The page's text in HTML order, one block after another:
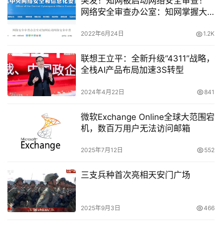
网络安全审查办公室：知网掌握大
2022年6月24日 1.2K
联想王立平：全新升级“4311”战略，
全栈AI产品布局加速3S转型
2024年4月22日 841
微软Exchange Online全球大范围宕
机，数百万用户无法访问邮箱
2025年7月12日 552
三支兵种首次亮相天安门广场
2025年9月3日 466